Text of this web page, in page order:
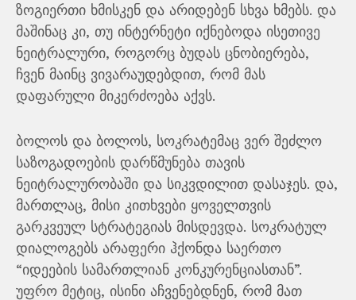
ზოგიერთი ხმისკენ და არიდებენ სხვა ხმებს. და
მაშინაც კი, თუ ინტერნეტი იქნებოდა ისეთივე
ნეიტრალური, როგორც ბუდას ცნობიერება,
ჩვენ მაინც ვივარაუდებდით, რომ მას
დაფარული მიკერძოება აქვს.
ბოლოს და ბოლოს, სოკრატემაც ვერ შეძლო
საზოგადოების დარწმუნება თავის
ნეიტრალურობაში და სიკვდილით დასაჯეს. და,
მართლაც, მისი კითხვები ყოველთვის
გარკვეულ სტრატეგიას მისდევდა. სოკრატულ
დიალოგებს არაფერი ჰქონდა საერთო
“იდეების სამართლიან კონკურენციასთან”.
უფრო მეტიც, ისინი აჩვენებდნენ, რომ მათ